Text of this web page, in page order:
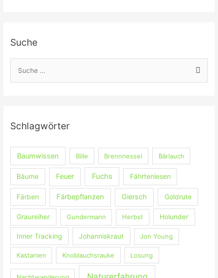
Suche
n
c
Schlagwörter
Baumwissen Bille Brennnessel Bärlauch
Bäume Feuer Fuchs Fährtenlesen
Färben Färbepflanzen Giersch Goldrute
Graureiher Gundermann Herbst Holunder
Inner Tracking Johanniskraut Jon Young
Kastanien Knoblauchsrauke Losung